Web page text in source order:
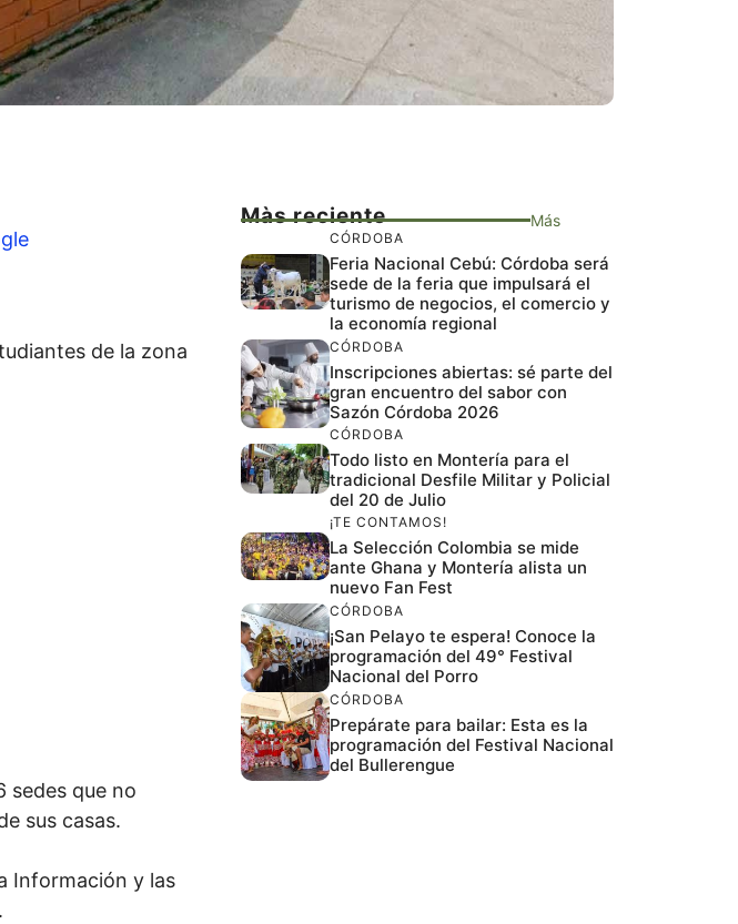
de la zona
sedes que no
sus casas.
Información y las
Màs reciente Más
CÓRDOBA
Feria Nacional Cebú: Córdoba será
sede de la feria que impulsará el
turismo de negocios, el comercio y
la economía regional
CÓRDOBA
Inscripciones abiertas: sé parte del
gran encuentro del sabor con
Sazón Córdoba 2026
CÓRDOBA
Todo listo en Montería para el
tradicional Desfile Militar y Policial
del 20 de Julio
¡TE CONTAMOS!
La Selección Colombia se mide
ante Ghana y Montería alista un
nuevo Fan Fest
CÓRDOBA
¡San Pelayo te espera! Conoce la
programación del 49° Festival
Nacional del Porro
CÓRDOBA
Prepárate para bailar: Esta es la
programación del Festival Nacional
del Bullerengue